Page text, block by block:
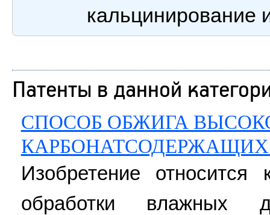
кальцинирование
Патенты в данной
СПОСОБ ОБЖИГА
Изобретение относится
обработки влажных